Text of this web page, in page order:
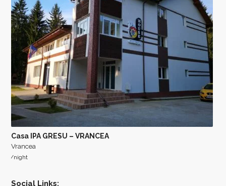
Casa IPA GRESU – VRANCEA
Vrancea
/night
Social Links: